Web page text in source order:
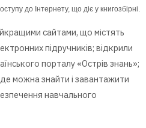
до Інтернету, що діє у книгозбірні.
сайтами, що містять
підручників; відкрили
порталу «Острів знань»;
де можна знайти і завантажити
навчального